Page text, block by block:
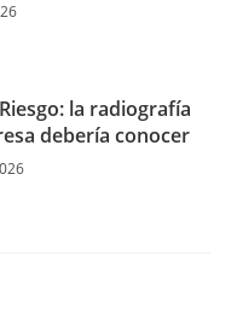
la radiografía
debería conocer